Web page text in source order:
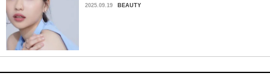
2025.09.19 BEAUTY